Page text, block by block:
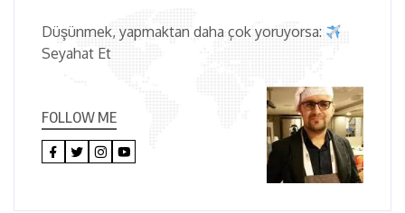
Düşünmek, yapmaktan daha çok yoruyorsa:
Seyahat Et
FOLLOW ME